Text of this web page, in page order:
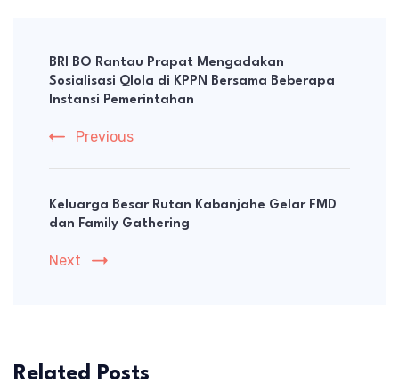
Navigation
BRI BO Rantau Prapat Mengadakan
Sosialisasi Qlola di KPPN Bersama Beberapa
Instansi Pemerintahan
Previous
Keluarga Besar Rutan Kabanjahe Gelar FMD
dan Family Gathering
Next
Related Posts